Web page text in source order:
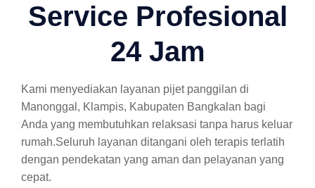
Service Profesional
24 Jam
Kami menyediakan layanan pijet panggilan di
Manonggal, Klampis, Kabupaten Bangkalan bagi
Anda yang membutuhkan relaksasi tanpa harus keluar
rumah.Seluruh layanan ditangani oleh terapis terlatih
dengan pendekatan yang aman dan pelayanan yang
cepat.